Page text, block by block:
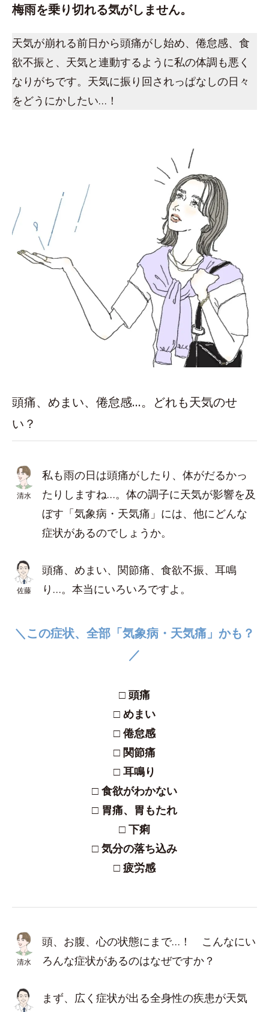
梅雨を乗り切れる気がしません。
天気が崩れる前日から頭痛がし始め、倦怠感、食
欲不振と、天気と連動するように私の体調も悪く
なりがちです。天気に振り回されっぱなしの日々
をどうにかしたい…！
頭痛、めまい、倦怠感…。どれも天気のせ
い？
清水
私も雨の日は頭痛がしたり、体がだるかっ
たりしますね…。体の調子に天気が影響を及
ぼす「気象病・天気痛」には、他にどんな
症状があるのでしょうか。
佐藤
頭痛、めまい、関節痛、食欲不振、耳鳴
り…。本当にいろいろですよ。
＼この症状、全部「気象病・天気痛」かも？
／
□ 頭痛
□ めまい
□ 倦怠感
□ 関節痛
□ 耳鳴り
□ 食欲がわかない
□ 胃痛、胃もたれ
□ 下痢
□ 気分の落ち込み
□ 疲労感
清水
頭、お腹、心の状態にまで…！ こんなにい
ろんな症状があるのはなぜですか？
まず、広く症状が出る全身性の疾患が天気